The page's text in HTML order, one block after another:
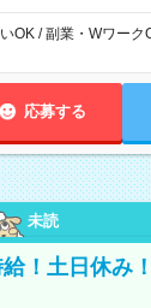
OK / 副業・Wワー
応募する
未読
！土日休み